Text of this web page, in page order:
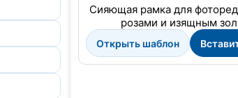
Сияющая рамка для
розами и изящным
Открыть шаблон